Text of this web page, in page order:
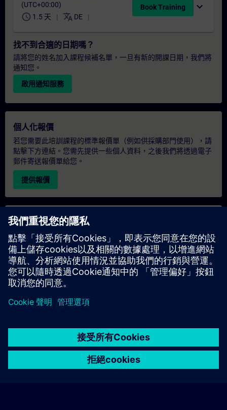
explore
(UTC+00:00)
schedule 1.5 天 translate DE
Book Training expand_more
找不到合適的日期嗎？
請將您的姓名加入課程候補名單，一旦有新的開課日期，我們將
通知您。
啟用通知服務
個人化報價
若您需要此培訓課程的標準報價單（例如供採購部門使用），請
點擊下方連結。您需先提供一些個人資料，之後我們將透過電子
郵件寄送報價單給您。
提供報價
專屬培訓諮詢
若您需要針對專屬培訓課程（無論是現場、線上或於我們的
SITRAIN 培訓中心舉辦）索取報價，請填寫下方的諮詢表單。此
類請求適合較大規模的團體（6 人以上）。提供您的聯絡資料及
培訓需求後，我們將向您發送報價單。
索取專屬報價